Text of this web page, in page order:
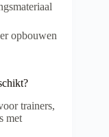
opbouwen
trainers,
met